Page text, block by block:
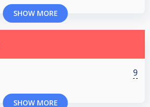
SHOW MORE
9
SHOW MORE